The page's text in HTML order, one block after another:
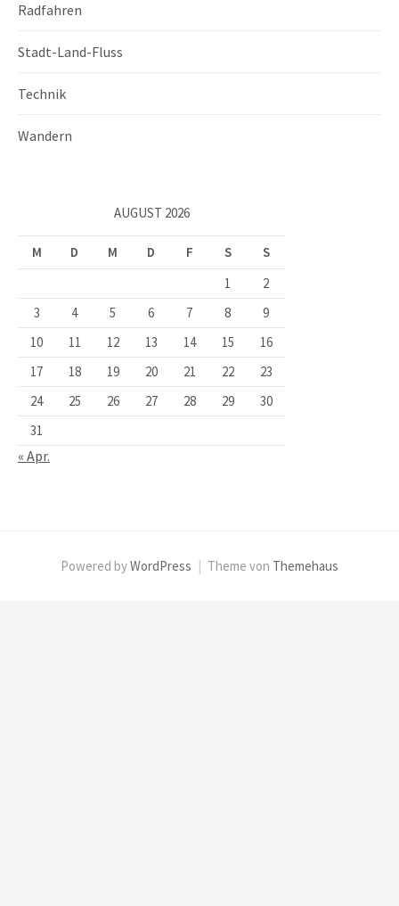
Radfahren
Stadt-Land-Fluss
Technik
Wandern
AUGUST 2026
M D M D F S
S
1
2
3
4 5 6 7 8
9
10
11 12 13 14 15
16
17
18 19 20 21 22
23
24
25 26 27 28 29
30
31
« Apr.
Powered byWordPress | Theme von Themehaus